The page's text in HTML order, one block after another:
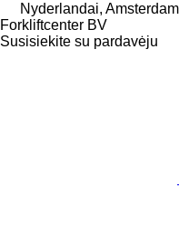
Nyderlandai, Amsterdam
Forkliftcenter BV
Susisiekite su pardavėju